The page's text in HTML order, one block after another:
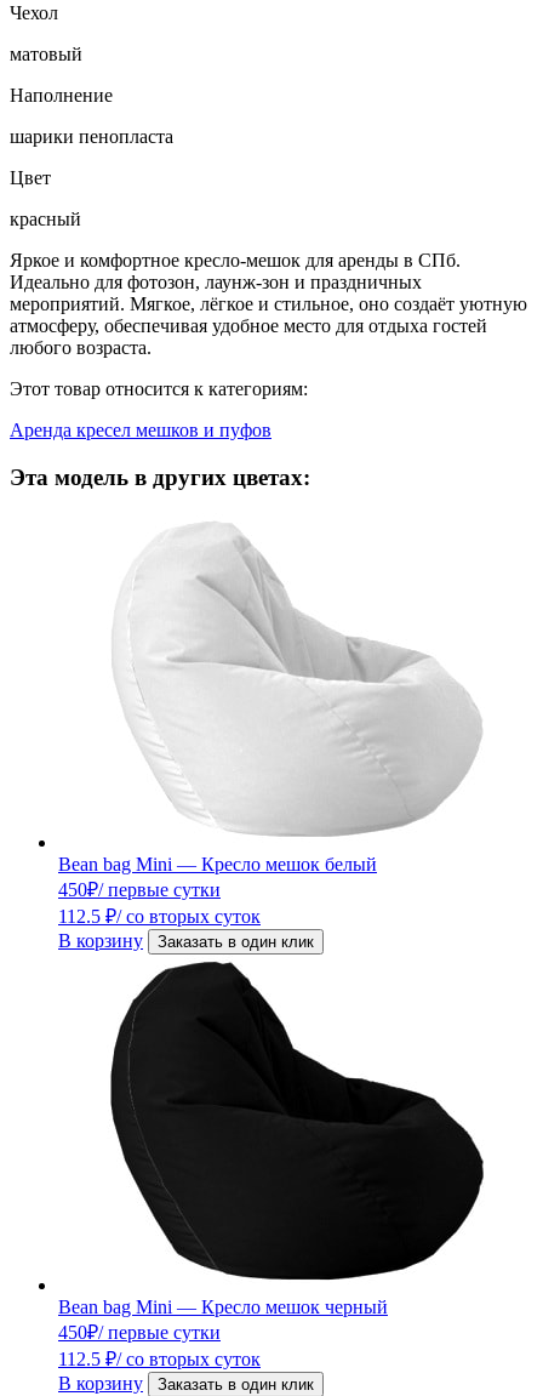
Чехол
матовый
Наполнение
шарики пенопласта
Цвет
красный
Яркое и комфортное кресло-мешок для аренды в СПб.
Идеально для фотозон, лаунж-зон и праздничных
мероприятий. Мягкое, лёгкое и стильное, оно создаёт уютную
атмосферу, обеспечивая удобное место для отдыха гостей
любого возраста.
Этот товар относится к категориям:
Аренда кресел мешков и пуфов
Эта модель в других цветах:
Bean bag Mini — Кресло мешок белый
450₽/ первые сутки
112.5 ₽/ со вторых суток
В корзину
Заказать в один клик
Bean bag Mini — Кресло мешок черный
450₽/ первые сутки
112.5 ₽/ со вторых суток
В корзину
Заказать в один клик